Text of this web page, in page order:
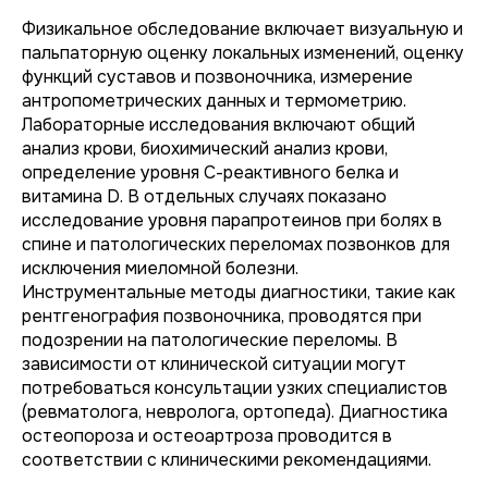
Физикальное обследование включает визуальную и
пальпаторную оценку локальных изменений, оценку
функций суставов и позвоночника, измерение
антропометрических данных и термометрию.
Лабораторные исследования включают общий
анализ крови, биохимический анализ крови,
определение уровня С-реактивного белка и
витамина D. В отдельных случаях показано
исследование уровня парапротеинов при болях в
спине и патологических переломах позвонков для
исключения миеломной болезни.
Инструментальные методы диагностики, такие как
рентгенография позвоночника, проводятся при
подозрении на патологические переломы. В
зависимости от клинической ситуации могут
потребоваться консультации узких специалистов
(ревматолога, невролога, ортопеда). Диагностика
остеопороза и остеоартроза проводится в
соответствии с клиническими рекомендациями.